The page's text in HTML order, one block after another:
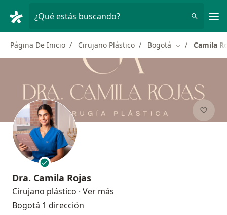
¿Qué estás buscando?
Página De Inicio Cirujano Plástico Bogotá Cambiar de
Camila
Dra. Camila Rojas
Cirujano plástico · Ver más
Bogotá 1 dirección